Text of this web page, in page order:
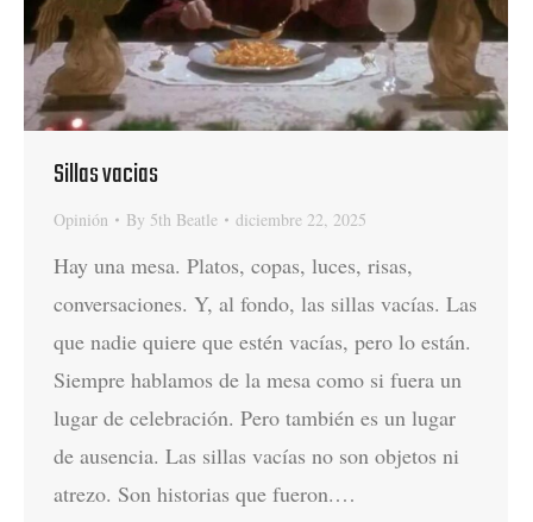
Sillas vacias
Opinión By 5th Beatle diciembre 22, 2025
Hay una mesa. Platos, copas, luces, risas,
conversaciones. Y, al fondo, las sillas vacías. Las
que nadie quiere que estén vacías, pero lo están.
Siempre hablamos de la mesa como si fuera un
lugar de celebración. Pero también es un lugar
de ausencia. Las sillas vacías no son objetos ni
atrezo. Son historias que fueron.…